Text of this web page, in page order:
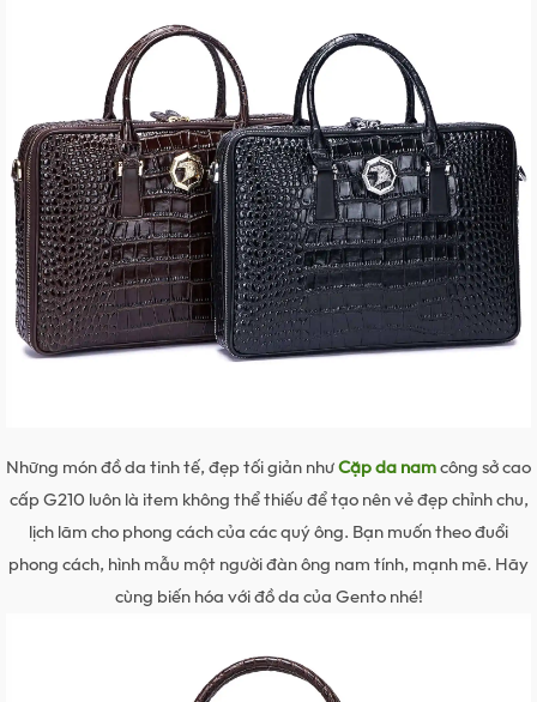
Những món đồ da tinh tế, đẹp tối giản nhưCặp da namcông sở cao
cấp G210 luôn là item không thể thiếu để tạo nên vẻ đẹp chỉnh chu,
lịch lãm cho phong cách của các quý ông. Bạn muốn theo đuổi
phong cách, hình mẫu một người đàn ông nam tính, mạnh mẽ. Hãy
cùng biến hóa với đồ da của Gento nhé!